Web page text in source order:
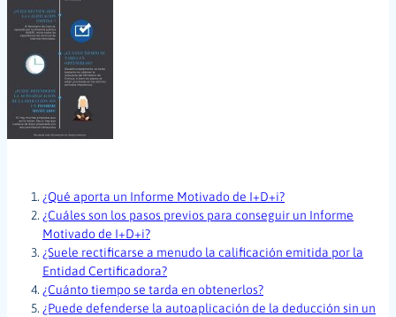
¿Qué aporta un Informe Motivado de I+D+i?
¿Cuáles son los pasos previos para conseguir un Informe
Motivado de I+D+i?
¿Suele rectificarse a menudo la calificación emitida por la
Entidad Certificadora?
¿Cuánto tiempo se tarda en obtenerlos?
¿Puede defenderse la autoaplicación de la deducción sin un